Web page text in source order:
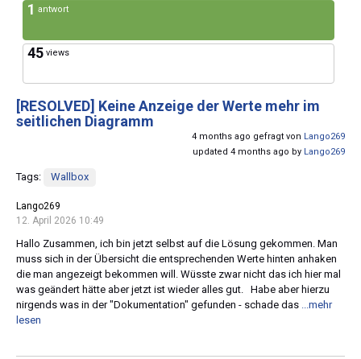
1 antwort
45 views
[RESOLVED] Keine Anzeige der Werte mehr im
seitlichen Diagramm
4 months ago gefragt von Lango269
updated 4 months ago by Lango269
Tags: Wallbox
Lango269
12. April 2026 10:49
Hallo Zusammen, ich bin jetzt selbst auf die Lösung gekommen. Man
muss sich in der Übersicht die entsprechenden Werte hinten anhaken
die man angezeigt bekommen will. Wüsste zwar nicht das ich hier mal
was geändert hätte aber jetzt ist wieder alles gut. Habe aber hierzu
nirgends was in der "Dokumentation" gefunden - schade das
...mehr
lesen